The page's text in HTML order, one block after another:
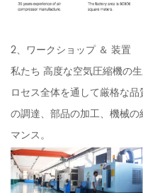
2、ワークショップ ＆ 装置
私たち 高度な空気圧縮機の
ロセス全体を通して厳格な
の調達、部品の加工、機械
マンス。